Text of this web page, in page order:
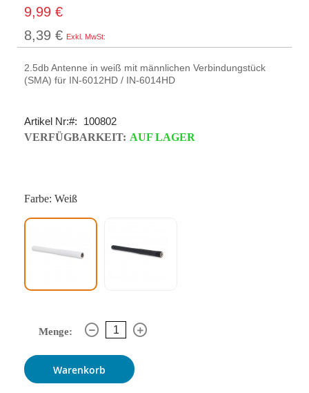
9,99 €
8,39 €
2.5db Antenne in weiß mit männlichen Verbindungstück
(SMA) für IN-6012HD / IN-6014HD
Artikel Nr:
100802
VERFÜGBARKEIT: AUF LAGER
Farbe: Weiß
Menge:
Warenkorb